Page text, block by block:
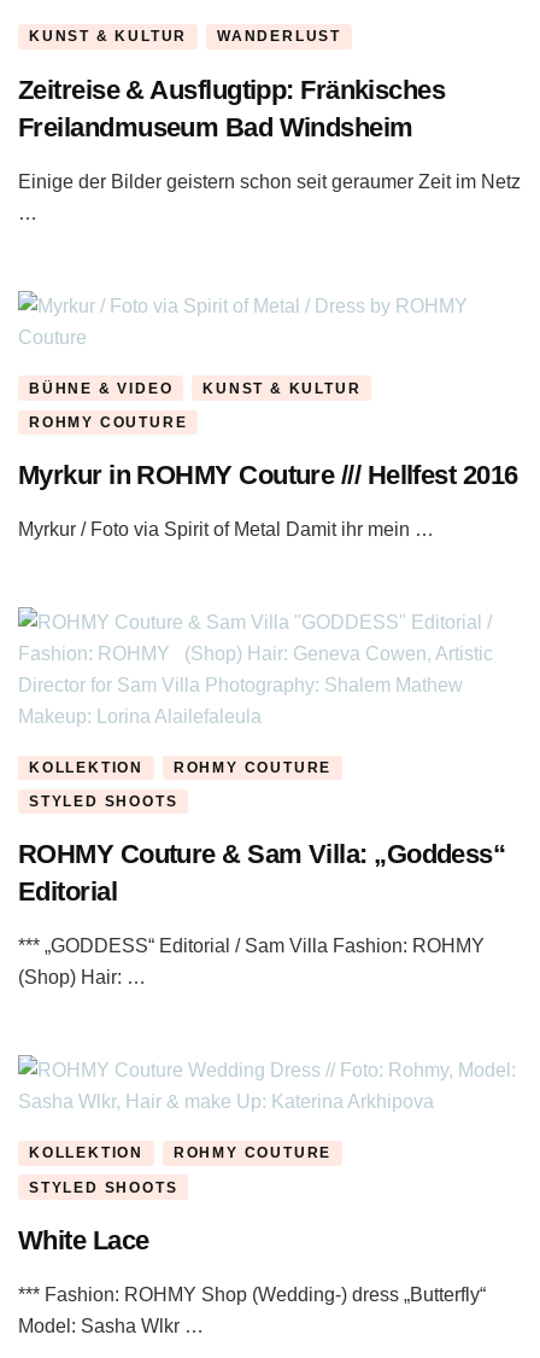
KUNST & KULTUR WANDERLUST
Zeitreise & Ausflugtipp: Fränkisches
Freilandmuseum Bad Windsheim
Einige der Bilder geistern schon seit geraumer Zeit im Netz
…
BÜHNE & VIDEO KUNST & KULTUR
ROHMY COUTURE
Myrkur in ROHMY Couture /// Hellfest 2016
Myrkur / Foto via Spirit of Metal Damit ihr mein …
KOLLEKTION ROHMY COUTURE
STYLED SHOOTS
ROHMY Couture & Sam Villa: „Goddess“
Editorial
*** „GODDESS“ Editorial / Sam Villa Fashion: ROHMY
(Shop) Hair: …
KOLLEKTION ROHMY COUTURE
STYLED SHOOTS
White Lace
*** Fashion: ROHMY Shop (Wedding-) dress „Butterfly“
Model: Sasha Wlkr …